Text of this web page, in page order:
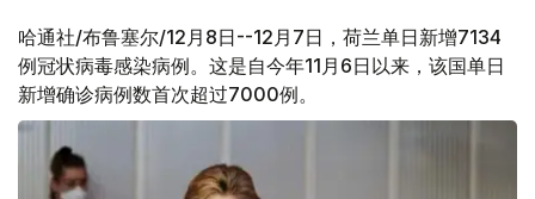
哈通社/布鲁塞尔/12月8日--12月7日，荷兰单日新增7134
例冠状病毒感染病例。这是自今年11月6日以来，该国单日
新增确诊病例数首次超过7000例。